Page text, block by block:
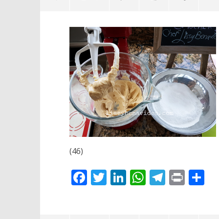
Galletas suecas foto 6
(500×300)
noviembre,
2017
Lissy
26
noviembre,
2017
Lissy
(46)
Facebook
Twitter
LinkedIn
WhatsApp
Print